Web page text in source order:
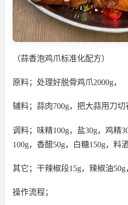
（蒜香泡鸡爪标准化配方）
原料；处理好脱骨鸡爪2000g，
辅料；蒜肉700g，把大蒜用刀切
调料；味精100g，盐30g，鸡精
100g，香醋50g，白糖150g，料
其它；干辣椒段15g，辣椒油50g
操作流程；